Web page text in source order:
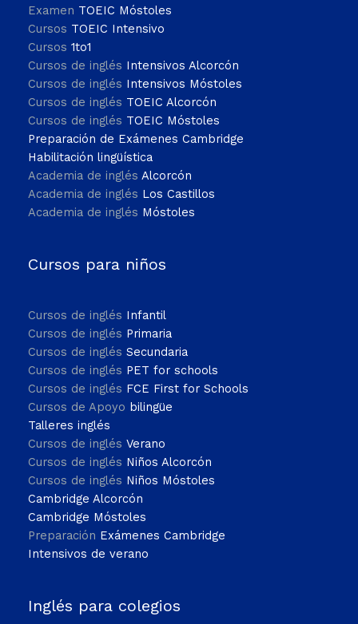
Examen TOEIC Móstoles
Cursos TOEIC Intensivo
Cursos 1to1
Cursos de inglés Intensivos Alcorcón
Cursos de inglés Intensivos Móstoles
Cursos de inglés TOEIC Alcorcón
Cursos de inglés TOEIC Móstoles
Preparación de Exámenes Cambridge
Habilitación lingüística
Academia de inglés Alcorcón
Academia de inglés Los Castillos
Academia de inglés Móstoles
Cursos para niños
Cursos de inglés Infantil
Cursos de inglés Primaria
Cursos de inglés Secundaria
Cursos de inglés PET for schools
Cursos de inglés FCE First for Schools
Cursos de Apoyo bilingüe
Talleres inglés
Cursos de inglés Verano
Cursos de inglés Niños Alcorcón
Cursos de inglés Niños Móstoles
Cambridge Alcorcón
Cambridge Móstoles
Preparación Exámenes Cambridge
Intensivos de verano
Inglés para colegios